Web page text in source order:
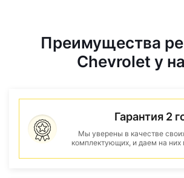
Преимущества
Chevrolet у
Гарантия 2
Мы уверены в качестве
комплектующих, и даем на них